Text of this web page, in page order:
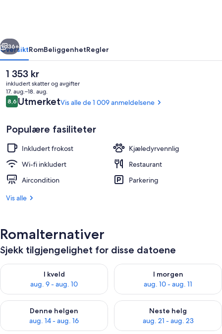
Resepsjon
Neste
36+
OversiktRomBeliggenhetRegler
Den
nåværende
prisen
er
1 353 kr
1 353 kr
inkludert skatter og avgifter
17. aug.–18. aug.
Anmeldelser
8,68,6 av 10 –
UtmerketVis alle de 1 009 anmeldelsene
Populære fasiliteter
Inkludert frokost
Kjæledyrvennlig
Wi-fi inkludert
Restaurant
Aircondition
Parkering
Vis alle
Romalternativer
Sjekk tilgjengelighet for disse datoene
I kveld
aug. 9 - aug. 10
Sjekk tilgjengelighet for i kveld, aug. 9 - aug. 10
I morgen
aug. 10 - aug. 11
Sjekk tilgjengelighet for i
Denne helgen
aug. 14 - aug. 16
Sjekk tilgjengelighet for denne helgen, aug. 14 - aug. 16
Neste helg
aug. 21 - aug. 23
Sjekk tilgjengelighet for